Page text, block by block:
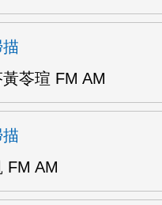
苓瑄 FM AM
FM AM